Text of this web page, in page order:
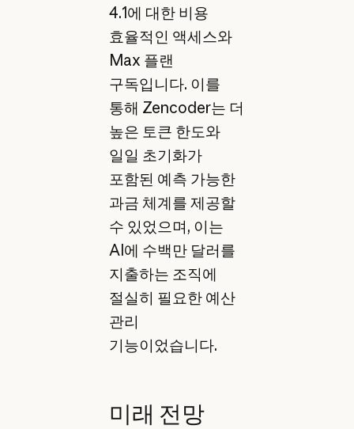
4.1에 대한 비용
효율적인 액세스와
Max 플랜
구독입니다. 이를
통해 Zencoder는 더
높은 토큰 한도와
일일 초기화가
포함된 예측 가능한
과금 체계를 제공할
수 있었으며, 이는
AI에 수백만 달러를
지출하는 조직에
절실히 필요한 예산
관리
기능이었습니다.
미래 전망